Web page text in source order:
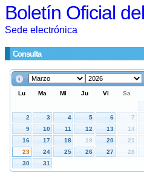
Boletín Oficial
Sede electrónica
Consulta